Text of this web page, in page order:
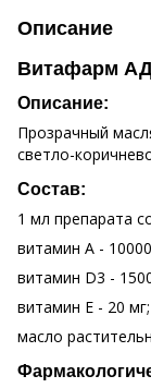
Описание
Витафарм
Описание:
Прозрачный
светло-
Состав:
1 мл препарата
витамин А -
витамин D3 -
витамин Е - 20 мг;
масло